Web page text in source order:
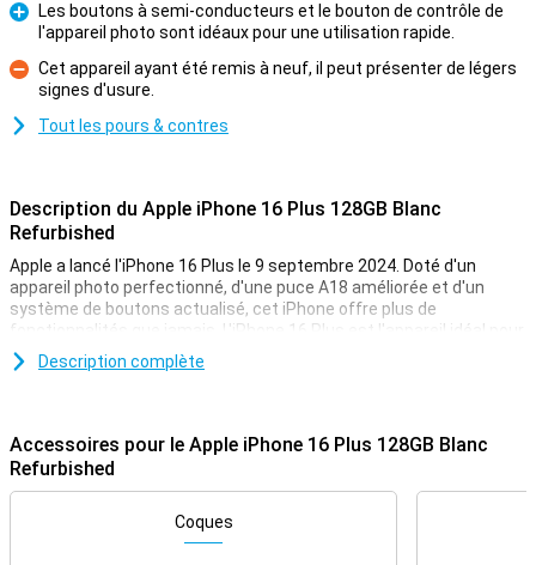
Pour
Les boutons à semi-conducteurs et le bouton de contrôle de
l'appareil photo sont idéaux pour une utilisation rapide.
Contre
Cet appareil ayant été remis à neuf, il peut présenter de légers
signes d'usure.
Tout les pours & contres
Description du Apple iPhone 16 Plus 128GB Blanc
Refurbished
Apple a lancé l'iPhone 16 Plus le 9 septembre 2024. Doté d'un
appareil photo perfectionné, d'une puce A18 améliorée et d'un
système de boutons actualisé, cet iPhone offre plus de
fonctionnalités que jamais. L'iPhone 16 Plus est l'appareil idéal pour
les utilisateurs à la recherche d'un grand iPhone doté des dernières
technologies, sans le prix élevé des modèles Pro. Vous préférez un
plus petit.
Remis à neuf
Notez que cet appareil est remis à neuf, ce qui signifie qu'il a déjà
été utilisé une fois. Il a ensuite été entièrement examiné et remis à
Description complète
Accessoires pour le Apple iPhone 16 Plus 128GB Blanc
Refurbished
Coques